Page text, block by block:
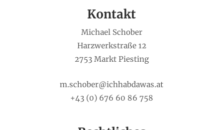
Kontakt
Michael Schober
Harzwerkstraße 12
2753 Markt Piesting
m.schober@ichhabdawas.at
+43 (0) 676 60 86 758